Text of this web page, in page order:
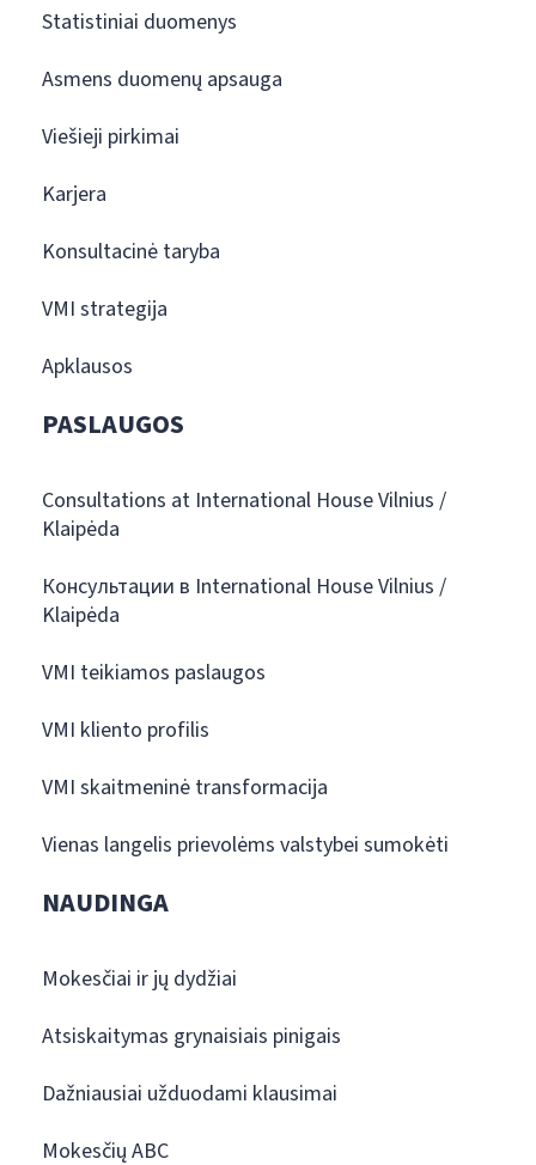
Statistiniai duomenys
Asmens duomenų apsauga
Viešieji pirkimai
Karjera
Konsultacinė taryba
VMI strategija
Apklausos
PASLAUGOS
Consultations at International House Vilnius /
Klaipėda
Консультации в International House Vilnius /
Klaipėda
VMI teikiamos paslaugos
VMI kliento profilis
VMI skaitmeninė transformacija
Vienas langelis prievolėms valstybei sumokėti
NAUDINGA
Mokesčiai ir jų dydžiai
Atsiskaitymas grynaisiais pinigais
Dažniausiai užduodami klausimai
Mokesčių ABC